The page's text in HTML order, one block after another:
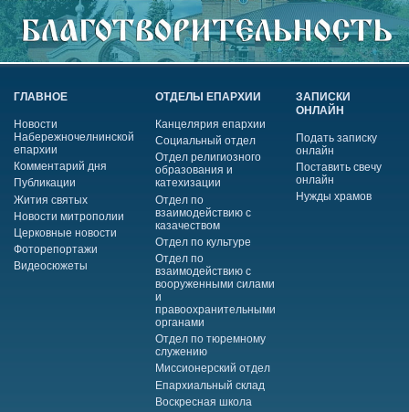
ГЛАВНОЕ
Новости
Набережночелнинской
епархии
Комментарий дня
Публикации
Жития святых
Новости митрополии
Церковные новости
Фоторепортажи
Видеосюжеты
ОТДЕЛЫ ЕПАРХИИ
Канцелярия епархии
Социальный отдел
Отдел религиозного
образования и
катехизации
Отдел по
взаимодействию с
казачеством
Отдел по культуре
Отдел по
взаимодействию с
вооруженными силами
и
правоохранительными
органами
Отдел по тюремному
служению
Миссионерский отдел
Епархиальный склад
Воскресная школа
ЗАПИСКИ
ОНЛАЙН
Подать записку
онлайн
Поставить свечу
онлайн
Нужды храмов